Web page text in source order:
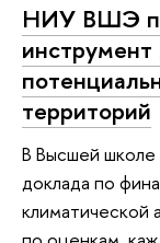
НИУ ВШЭ
территорий
В Высшей школе
доклада по
климатической